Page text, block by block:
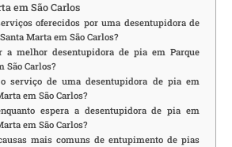
em São Carlos
oferecidos por uma desentupidora de
Marta em São Carlos?
a melhor desentupidora de pia em Parque
São Carlos?
serviço de uma desentupidora de pia em
em São Carlos?
espera a desentupidora de pia em
em São Carlos?
mais comuns de entupimento de pias